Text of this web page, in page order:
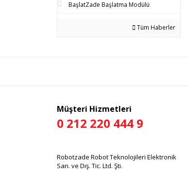
BaşlatZade Başlatma Modülü
Tüm Haberler
Müşteri Hizmetleri
0 212 220 444 9
Robotzade Robot Teknolojileri Elektronik
San. ve Dış. Tic. Ltd. Şti.